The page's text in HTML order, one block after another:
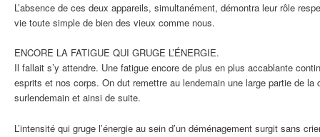
L’absence de ces deux appareils, simultanément, démontra leur rôle
vie toute simple de bien des vieux comme nous.
ENCORE LA FATIGUE QUI GRUGE L’ÉNERGIE.
Il fallait s’y attendre. Une fatigue encore de plus en plus accablante
esprits et nos corps. On dut remettre au lendemain une large partie de la
surlendemain et ainsi de suite.
L’intensité qui gruge l’énergie au sein d’un déménagement surgit sans